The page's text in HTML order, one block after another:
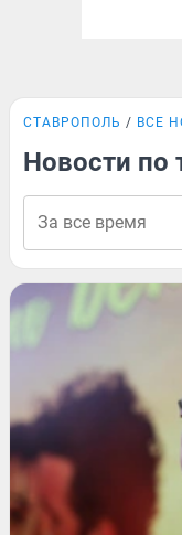
СТАВРОПОЛЬ ВСЕ
Новости по